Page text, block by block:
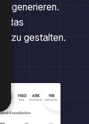
das
zu gestalten.